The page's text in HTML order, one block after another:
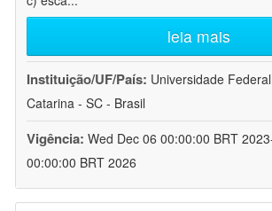
leia mais
Instituição/UF/País: Universidade
Catarina - SC - Brasil
Vigência: Wed Dec 06 00:00:00 BRT
00:00:00 BRT 2026